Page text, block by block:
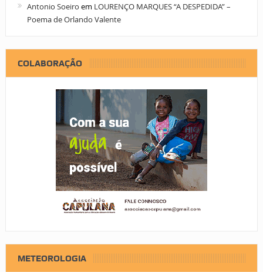
Antonio Soeiro em LOURENÇO MARQUES “A DESPEDIDA” –
Poema de Orlando Valente
COLABORAÇÃO
METEOROLOGIA